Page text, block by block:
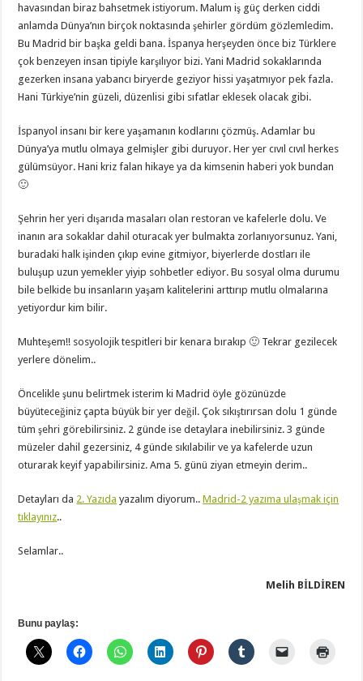
havasından biraz bahsetmek istiyorum. Malum iş güç derken ciddi
anlamda Dünya’nın birçok noktasında şehirler gördüm gözlemledim.
Bu Madrid bir başka geldi bana. İspanya herşeyden önce biz Türklere
çok benzeyen insan tipiyle karşılıyor bizi. Yani Madrid sokaklarında
gezerken insana yabancı biryerde geziyor hissi yaşatmıyor pek fazla.
Hani Türkiye’nin güzeli, düzenlisi gibi sıfatlar eklesek olacak gibi.
İspanyol insanı bir kere yaşamanın kodlarını çözmüş. Adamlar bu
Dünya’ya mutlu olmaya gelmişler gibi duruyor. Her yer cıvıl cıvıl herkes
gülümsüyor. Hani kriz falan hikaye ya da kimsenin haberi yok bundan
🙂
Şehrin her yeri dışarıda masaları olan restoran ve kafelerle dolu. Ve
inanın ara sokaklar dahil oturacak yer bulmakta zorlanıyorsunuz. Yani,
buradaki halk işinden çıkıp evine gitmiyor, biyerlerde dostları ile
buluşup uzun yemekler yiyip sohbetler ediyor. Bu sosyal olma durumu
bile belkide bu insanların yaşam kalitelerini arttırıp mutlu olmalarına
yetiyordur kim bilir.
Muhteşem!! sosyolojik tespitleri bir kenara bırakıp 🙂 Tekrar gezilecek
yerlere dönelim..
Öncelikle şunu belirtmek isterim ki Madrid öyle gözünüzde
büyüteceğiniz çapta büyük bir yer değil. Çok sıkıştırırsan dolu 1 günde
tüm şehri görebilirsiniz. 2 günde ise detaylara inebilirsiniz. 3 günde
müzeler dahil gezersiniz, 4 günde sıkılabilir ve ya kafelerde uzun
oturarak keyif yapabilirsiniz. Ama 5. günü ziyan etmeyin derim..
Detayları da 2. Yazıda yazalım diyorum..Madrid-2 yazıma ulaşmak için
tıklayınız..
Selamlar..
Melih BİLDİREN
Bunu paylaş: